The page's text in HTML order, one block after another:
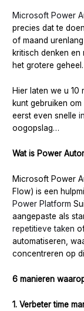
Microsoft Power
precies dat te
of maand
kritisch denken en
het grotere geheel.
Hier laten we u
kunt gebruiken
eerst even snelle
oogopslag…
Wat is Power
Microsoft Power
Flow) is een
Power Platform
aangepaste als
repetitieve taken
automatiseren,
concentreren op
6 manieren
1. Verbeter time